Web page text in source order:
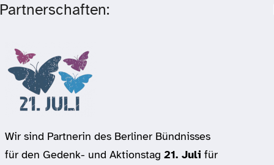
Partnerschaften:
Wir sind Partnerin des Berliner Bündnisses
für den Gedenk- und Aktionstag21. Juli für